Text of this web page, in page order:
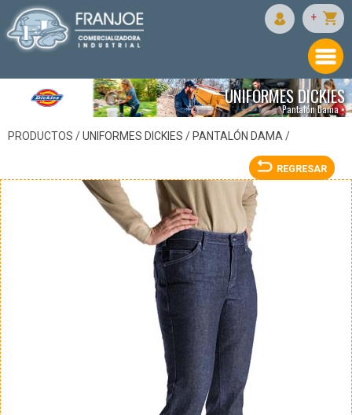
+
UNIFORMES DICKIES
Pantalón Dama •
PRODUCTOS /UNIFORMES DICKIES / PANTALÓN DAMA /
REGRESAR